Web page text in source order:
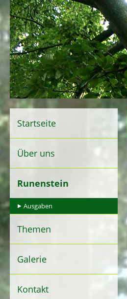
Startseite
Über uns
Runenstein
Ausgaben
Themen
Galerie
Kontakt